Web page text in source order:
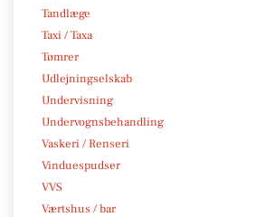
Tandlæge
Taxi / Taxa
Tømrer
Udlejningselskab
Undervisning
Undervognsbehandling
Vaskeri / Renseri
Vinduespudser
VVS
Værtshus / bar